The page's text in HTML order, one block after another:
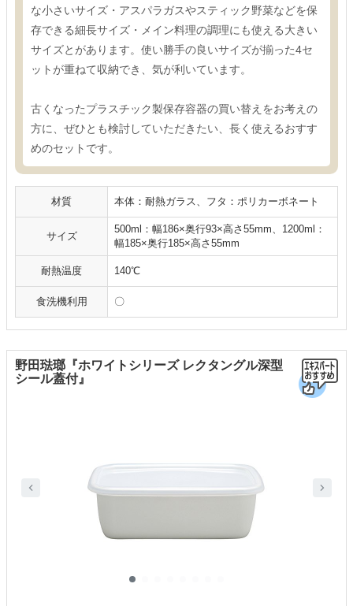
な小さいサイズ・アスパラガスやスティック野菜などを保
存できる細長サイズ・メイン料理の調理にも使える大きい
サイズとがあります。使い勝手の良いサイズが揃った4セ
ットが重ねて収納でき、気が利いています。
古くなったプラスチック製保存容器の買い替えをお考えの
方に、ぜひとも検討していただきたい、長く使えるおすす
めのセットです。
材質 本体：耐熱ガラス、フタ：ポリカーボネート
サイズ
500ml：幅186×奥行93×高さ55mm、1200ml：
幅185×奥行185×高さ55mm
耐熱温度 140℃
食洗機利用 〇
野田琺瑯『ホワイトシリーズ レクタングル深型
シール蓋付』